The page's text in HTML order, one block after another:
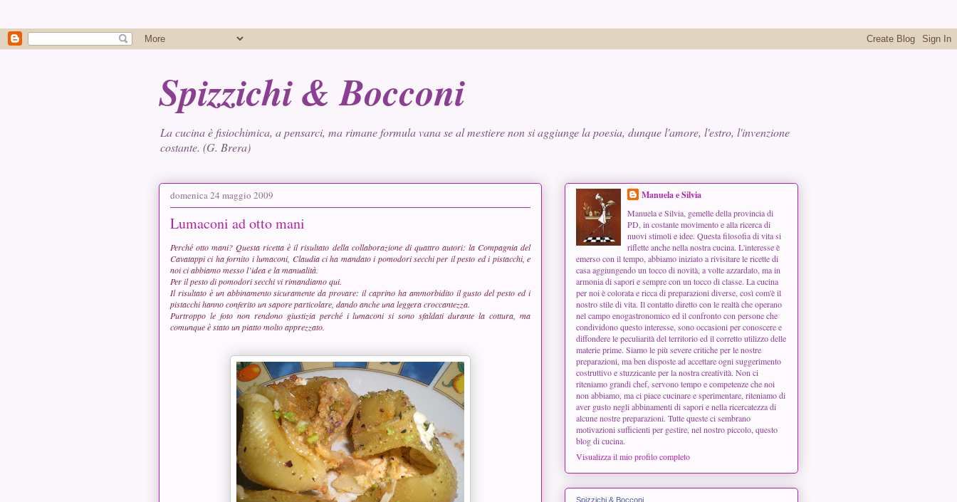
Spizzichi & Bocconi
La cucina è fisiochimica, a pensarci, ma rimane formula vana se al mestiere non si aggiunge la poesia, dunque l'amore, l'estro, l'invenzione
costante. (G. Brera)
domenica 24 maggio 2009
Lumaconi ad otto mani
Perché otto mani? Questa ricetta è il risultato della collaborazione di quattro autori: la Compagnia del
Cavatappici ha fornito i lumaconi, Claudiaci ha mandato i pomodori secchi per il pesto ed i pistacchi, e
noi ci abbiamo messo l’idea e la manualità.
Per il pesto di pomodori secchi vi rimandiamoqui.
Il risultato è un abbinamento sicuramente da provare: il caprino ha ammorbidito il gusto del pesto ed i
pistacchi hanno conferito un sapore particolare, dando anche una leggera croccantezza.
Purtroppo le foto non rendono giustizia perché i lumaconi si sono sfaldati durante la cottura, ma
comunque è stato un piatto molto apprezzato.
Manuela e Silvia
Manuela e Silvia, gemelle della provincia di
PD, in costante movimento e alla ricerca di
nuovi stimoli e idee. Questa filosofia di vita si
riflette anche nella nostra cucina. L'interesse è
emerso con il tempo, abbiamo iniziato a rivisitare le ricette di
casa aggiungendo un tocco di novità, a volte azzardato, ma in
armonia di sapori e sempre con un tocco di classe. La cucina
per noi è colorata e ricca di preparazioni diverse, così com'è il
nostro stile di vita. Il contatto diretto con le realtà che operano
nel campo enogastronomico ed il confronto con persone che
condividono questo interesse, sono occasioni per conoscere e
diffondere le peculiarità del territorio ed il corretto utilizzo delle
materie prime. Siamo le più severe critiche per le nostre
preparazioni, ma ben disposte ad accettare ogni suggerimento
costruttivo e stuzzicante per la nostra creatività. Non ci
riteniamo grandi chef, servono tempo e competenze che noi
non abbiamo, ma ci piace cucinare e sperimentare, riteniamo di
aver gusto negli abbinamenti di sapori e nella ricercatezza di
alcune nostre preparazioni. Tutte queste ci sembrano
motivazioni sufficienti per gestire, nel nostro piccolo, questo
blog di cucina.
Visualizza il mio profilo completo
Spizzichi & Bocconi